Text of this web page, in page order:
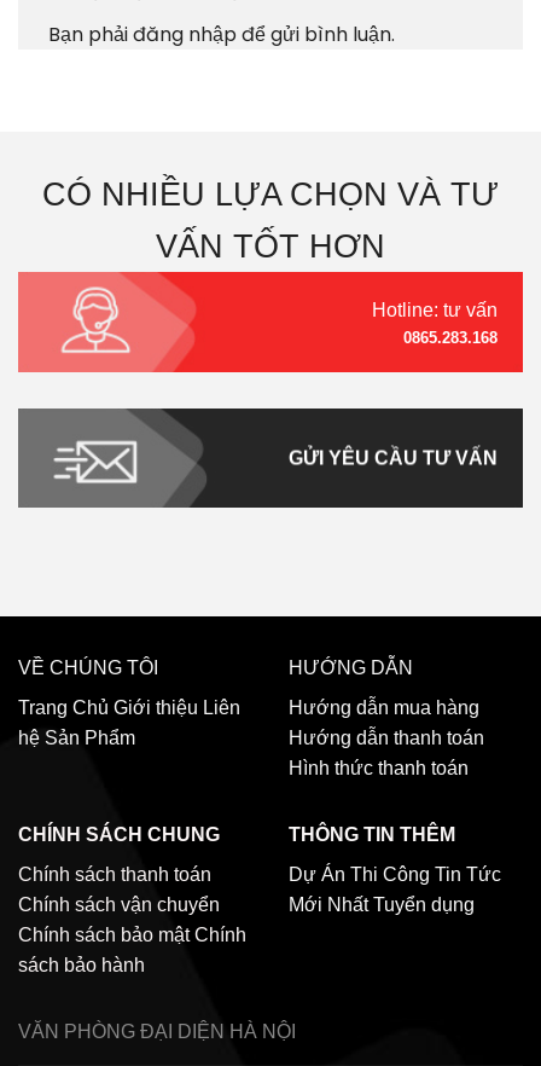
Bạn phảiđăng nhậpđể gửi bình luận.
CÓ NHIỀU LỰA CHỌN VÀ TƯ
VẤN TỐT HƠN
Hotline: tư vấn
0865.283.168
GỬI YÊU CẦU TƯ VẤN
VỀ CHÚNG TÔI
Trang Chủ Giới thiệu Liên
hệ Sản Phẩm
HƯỚNG DẪN
Hướng dẫn mua hàng
Hướng dẫn thanh toán
Hình thức thanh toán
CHÍNH SÁCH CHUNG
Chính sách thanh toán
Chính sách vận chuyển
Chính sách bảo mật Chính
sách bảo hành
THÔNG TIN THÊM
Dự Án Thi Công Tin Tức
Mới Nhất Tuyển dụng
VĂN PHÒNG ĐẠI DIỆN HÀ NỘI